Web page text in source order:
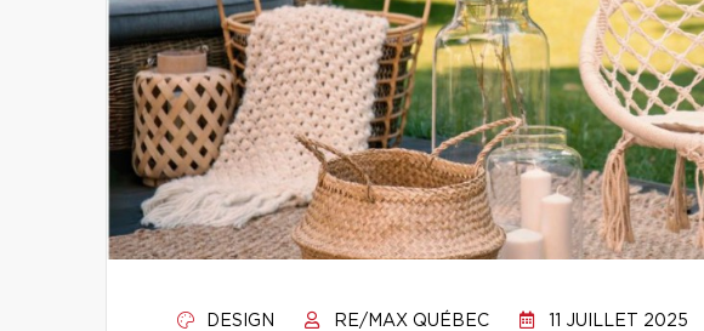
DESIGN RE/MAX QUÉBEC 11 JUILLET 2025